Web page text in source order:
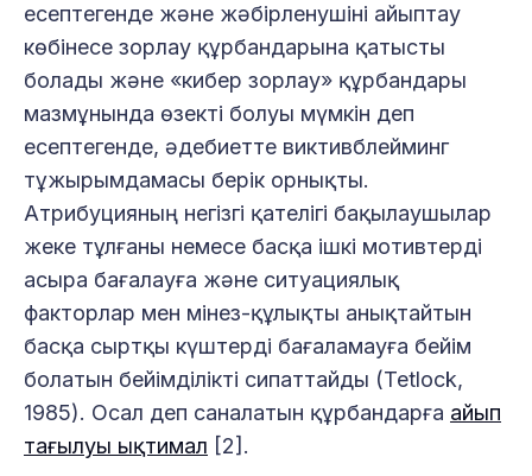
есептегенде және жәбірленушіні айыптау
көбінесе зорлау құрбандарына қатысты
болады және «кибер зорлау» құрбандары
мазмұнында өзекті болуы мүмкін деп
есептегенде, әдебиетте виктивблейминг
тұжырымдамасы берік орнықты.
Атрибуцияның негізгі қателігі бақылаушылар
жеке тұлғаны немесе басқа ішкі мотивтерді
асыра бағалауға және ситуациялық
факторлар мен мінез-құлықты анықтайтын
басқа сыртқы күштерді бағаламауға бейім
болатын бейімділікті сипаттайды (Tetlock,
1985). Осал деп саналатын құрбандарға айып
тағылуы ықтимал [2].